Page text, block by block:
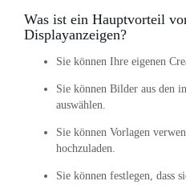
Was ist ein Hauptvorteil
Displayanzeigen?
Sie können Ihre eigenen
Sie können Bilder aus den
auswählen.
Sie können Vorlagen
hochzuladen.
Sie können festlegen, dass